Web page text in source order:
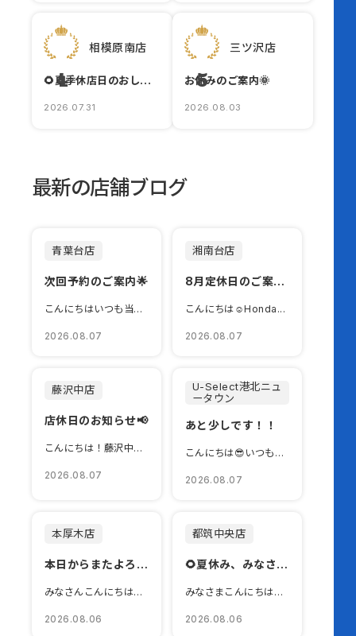
4
相模原南店
🌻夏季休店日のおしらせ
2026.07.31
5
三ツ沢店
お休みのご案内🌞
2026.08.03
最新の店舗ブログ
青葉台店
2026.08.07
次回予約のご案内🌟
こんにちはいつも当店のブロ...
湘南台店
2026.08.07
8月定休日のご案内！
こんにちは☺️Honda...
藤沢中店
2026.08.07
店休日のお知らせ📢
こんにちは！藤沢中店のブロ...
U-Select港北ニュ
ータウン
2026.08.07
あと少しです！！
こんにちは😎いつもU-Se...
本厚木店
2026.08.06
本日からまたよろしくお願いします☺️
みなさんこんにちは🌞Hon...
都筑中央店
2026.08.06
🌻夏休み、みなさまはどこへ行きますか？🚙
みなさまこんにちは！いつも...